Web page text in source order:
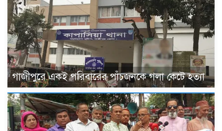
গাজীপুরে একই পরিবারের পাঁচজনকে গলা কেটে হত্যা